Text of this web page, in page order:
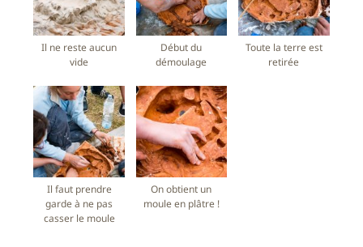
Il ne reste aucun
vide
Début du
démoulage
Toute la terre est
retirée
Il faut prendre
garde à ne pas
casser le moule
On obtient un
moule en plâtre !